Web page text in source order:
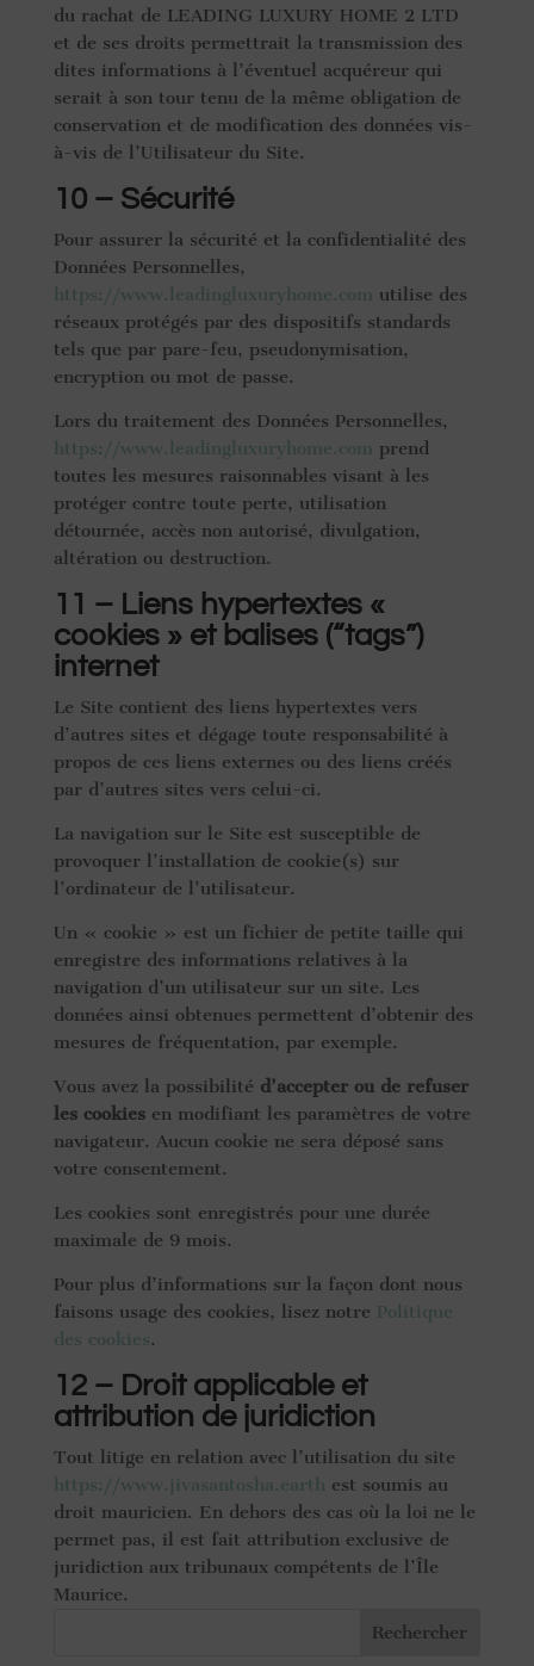
du rachat de LEADING LUXURY HOME 2 LTD
et de ses droits permettrait la transmission des
dites informations à l’éventuel acquéreur qui
serait à son tour tenu de la même obligation de
conservation et de modification des données vis-
à-vis de l’Utilisateur du Site.
10 – Sécurité
Pour assurer la sécurité et la confidentialité des
Données Personnelles,
https://www.leadingluxuryhome.com utilise des
réseaux protégés par des dispositifs standards
tels que par pare-feu, pseudonymisation,
encryption ou mot de passe.
Lors du traitement des Données Personnelles,
https://www.leadingluxuryhome.com prend
toutes les mesures raisonnables visant à les
protéger contre toute perte, utilisation
détournée, accès non autorisé, divulgation,
altération ou destruction.
11 – Liens hypertextes «
cookies » et balises (“tags”)
internet
Le Site contient des liens hypertextes vers
d’autres sites et dégage toute responsabilité à
propos de ces liens externes ou des liens créés
par d’autres sites vers celui-ci.
La navigation sur le Site est susceptible de
provoquer l’installation de cookie(s) sur
l’ordinateur de l’utilisateur.
Un « cookie » est un fichier de petite taille qui
enregistre des informations relatives à la
navigation d’un utilisateur sur un site. Les
données ainsi obtenues permettent d’obtenir des
mesures de fréquentation, par exemple.
Vous avez la possibilité d’accepter ou de refuser
les cookiesen modifiant les paramètres de votre
navigateur. Aucun cookie ne sera déposé sans
votre consentement.
Les cookies sont enregistrés pour une durée
maximale de 9 mois.
Pour plus d’informations sur la façon dont nous
faisons usage des cookies, lisez notre Politique
des cookies.
12 – Droit applicable et
attribution de juridiction
Tout litige en relation avec l’utilisation du site
https://www.jivasantosha.earth est soumis au
droit mauricien. En dehors des cas où la loi ne le
permet pas, il est fait attribution exclusive de
juridiction aux tribunaux compétents de l’Île
Maurice.
Rechercher